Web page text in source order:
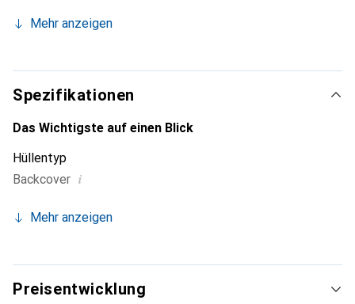
und unverzichtbaren Accessoire Ihres Smartphones.
die Marke Noreve eine sichere Wahl für eine
anspruchsvolle Kundschaft.
Mehr anzeigen
Spezifikationen
Das Wichtigste auf einen Blick
Hüllentyp
Backcover i
Mehr anzeigen
Preisentwicklung